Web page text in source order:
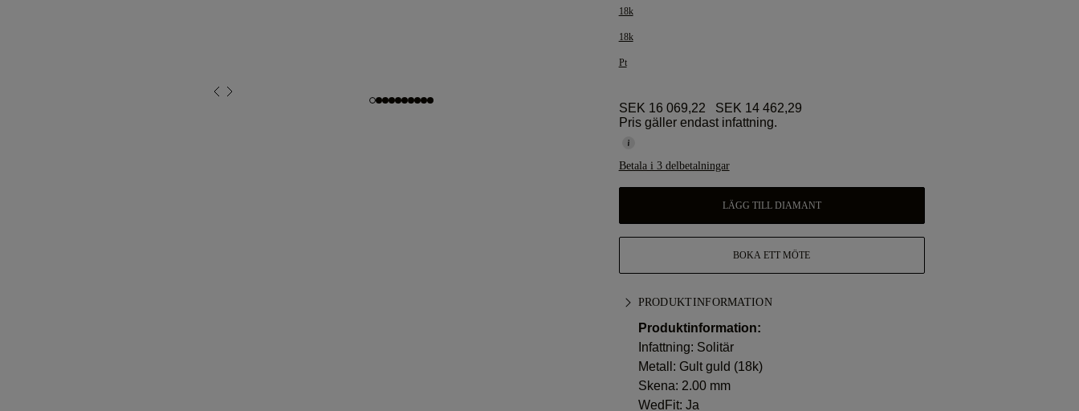
18k
18k
Pt
SEK 16 069,22
SEK 14 462,29
Pris gäller endast infattning.
Betala i 3 delbetalningar
LÄGG TILL DIAMANT
BOKA ETT MÖTE
PRODUKTINFORMATION
Produktinformation:
Infattning: Solitär
Metall: Gult guld (18k)
Skena: 2.00 mm
WedFit: Ja